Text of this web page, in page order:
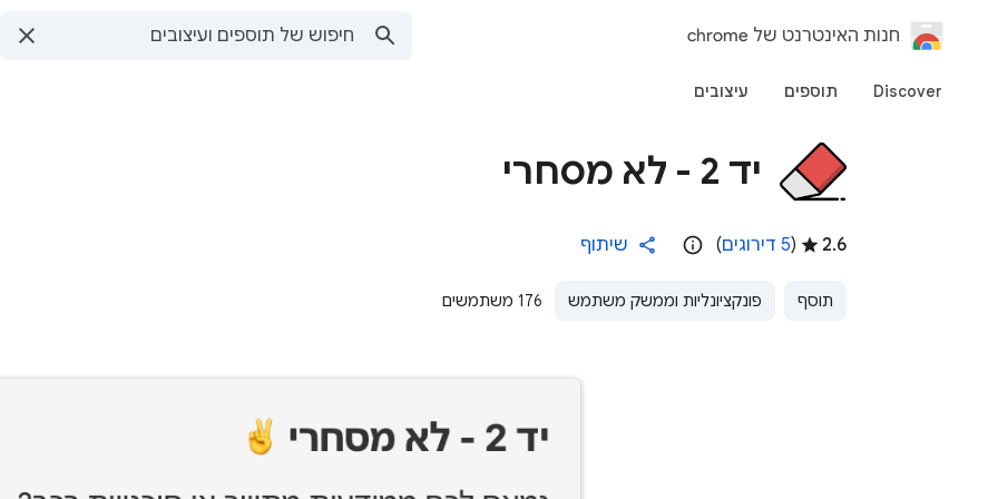
‏חנות האינטרנט של chrome
Discover תוספים עיצובים
יד 2 - לא מסחרי
2.6
(5 דירוגים ) שיתוף
תוסף פונקציונליות וממשק משתמש 176 משתמשים